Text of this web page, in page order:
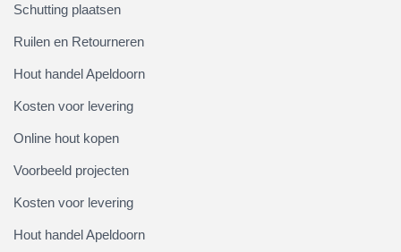
Schutting plaatsen
Ruilen en Retourneren
Hout handel Apeldoorn
Kosten voor levering
Online hout kopen
Voorbeeld projecten
Kosten voor levering
Hout handel Apeldoorn